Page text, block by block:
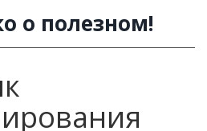
о полезном!